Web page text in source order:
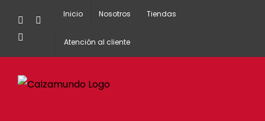
FacebookInstagram
Inicio Nosotros Tiendas
Atención al cliente